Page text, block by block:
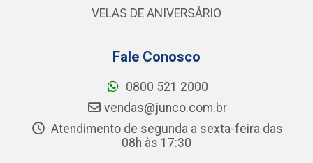
VELAS DE ANIVERSÁRIO
Fale Conosco
0800 521 2000
vendas@junco.com.br
Atendimento de segunda a sexta-feira das
08h às 17:30